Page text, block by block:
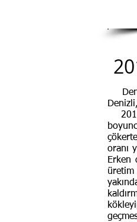
2012
oranı
Erken
üretim